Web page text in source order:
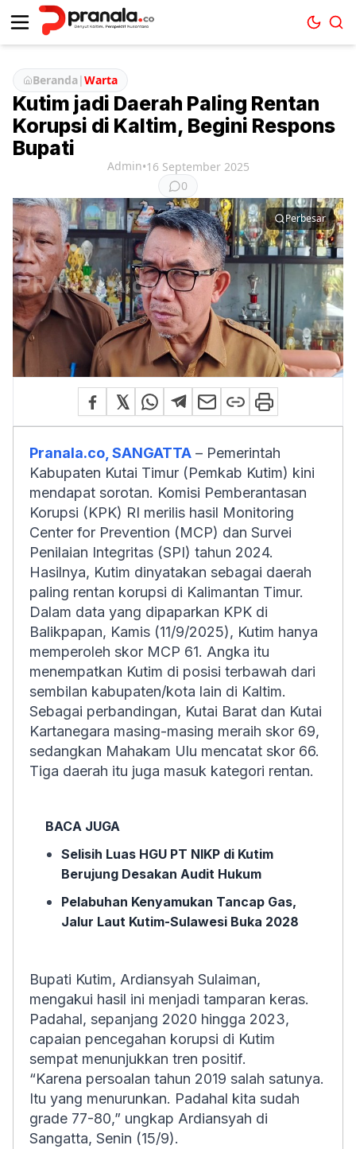
Beranda|Warta
Kutim jadi Daerah Paling Rentan
Korupsi di Kaltim, Begini Respons
Bupati
Admin•16 September 2025
0
Perbesar
Pranala.co, SANGATTA – Pemerintah
Kabupaten Kutai Timur (Pemkab Kutim) kini
mendapat sorotan. Komisi Pemberantasan
Korupsi (KPK) RI merilis hasil Monitoring
Center for Prevention (MCP) dan Survei
Penilaian Integritas (SPI) tahun 2024.
Hasilnya, Kutim dinyatakan sebagai daerah
paling rentan korupsi di Kalimantan Timur.
Dalam data yang dipaparkan KPK di
Balikpapan, Kamis (11/9/2025), Kutim hanya
memperoleh skor MCP 61. Angka itu
menempatkan Kutim di posisi terbawah dari
sembilan kabupaten/kota lain di Kaltim.
Sebagai perbandingan, Kutai Barat dan Kutai
Kartanegara masing-masing meraih skor 69,
sedangkan Mahakam Ulu mencatat skor 66.
Tiga daerah itu juga masuk kategori rentan.
BACA JUGA
Selisih Luas HGU PT NIKP di Kutim
Berujung Desakan Audit Hukum
Pelabuhan Kenyamukan Tancap Gas,
Jalur Laut Kutim-Sulawesi Buka 2028
Bupati Kutim, Ardiansyah Sulaiman,
mengakui hasil ini menjadi tamparan keras.
Padahal, sepanjang 2020 hingga 2023,
capaian pencegahan korupsi di Kutim
sempat menunjukkan tren positif.
“Karena persoalan tahun 2019 salah satunya.
Itu yang menurunkan. Padahal kita sudah
grade 77-80,” ungkap Ardiansyah di
Sangatta, Senin (15/9).